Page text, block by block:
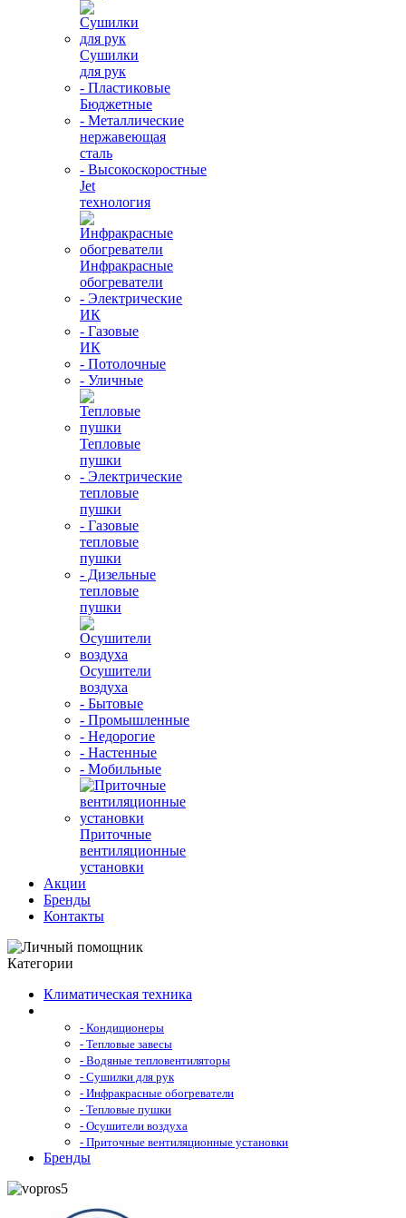
Сушилки
для рук
- Пластиковые
Бюджетные
- Металлические
нержавеющая
сталь
- Высокоскоростные
Jet
технология
Инфракрасные
обогреватели
- Электрические
ИК
- Газовые
ИК
- Потолочные
- Уличные
Тепловые
пушки
- Электрические
тепловые
пушки
- Газовые
тепловые
пушки
- Дизельные
тепловые
пушки
Осушители
воздуха
- Бытовые
- Промышленные
- Недорогие
- Настенные
- Мобильные
Приточные
вентиляционные
установки
Акции
Бренды
Контакты
Категории
Климатическая техника
- Кондиционеры
- Тепловые завесы
- Водяные тепловентиляторы
- Сушилки для рук
- Инфракрасные обогреватели
- Тепловые пушки
- Осушители воздуха
- Приточные вентиляционные установки
Бренды